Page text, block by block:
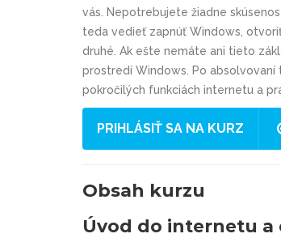
vás. Nepotrebujete žiadne
teda vedieť zapnúť Windows,
druhé. Ak ešte nemáte ani tieto
prostredí Windows. Po
pokročilých funkciách internetu a
PRIHLÁSIŤ SA NA KURZ
Obsah kurzu
Úvod do internetu a